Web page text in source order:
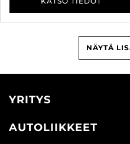
NÄYTÄ
YRITYS
AUTOLIIKKEET